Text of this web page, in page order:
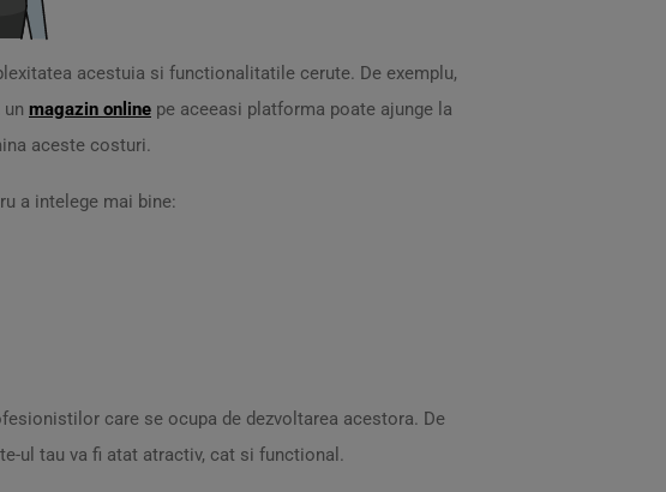
acestuia si functionalitatile cerute. De exemplu,
magazin online pe aceeasi platforma poate ajunge la
aceste costuri.
a intelege mai bine:
care se ocupa de dezvoltarea acestora. De
ul tau va fi atat atractiv, cat si functional.